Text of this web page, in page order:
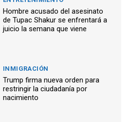
Hombre acusado del asesinato
de Tupac Shakur se enfrentará a
juicio la semana que viene
INMIGRACIÓN
Trump firma nueva orden para
restringir la ciudadanía por
nacimiento